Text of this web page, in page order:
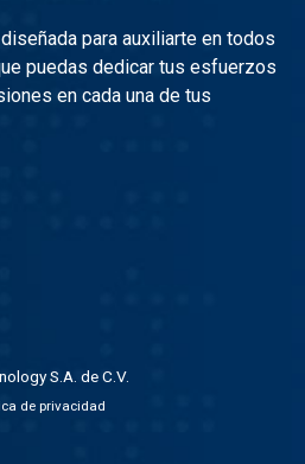
para auxiliarte en todos
puedas dedicar tus esfuerzos
en cada una de tus
S.A. de C.V.
de privacidad